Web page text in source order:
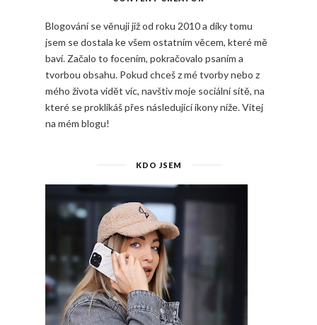
Blogování se věnuji již od roku 2010 a díky tomu
jsem se dostala ke všem ostatním věcem, které mě
baví. Začalo to focením, pokračovalo psaním a
tvorbou obsahu. Pokud chceš z mé tvorby nebo z
mého života vidět víc, navštiv moje sociální sítě, na
které se proklikáš přes následující ikony níže. Vítej
na mém blogu!
KDO JSEM